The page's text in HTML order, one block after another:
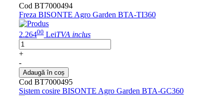
Cod BT7000494
Freza BISONTE Agro Garden BTA-TI360
2.26400 LeiTVA inclus
+
-
Adaugă în coș
Cod BT7000495
Sistem cosire BISONTE Agro Garden BTA-GC360